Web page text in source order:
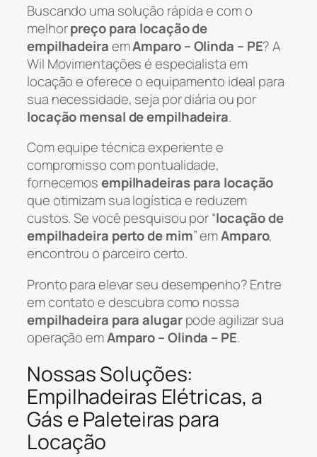
Buscando uma solução rápida e com o
melhorpreço para locação de
empilhadeiraemAmparo – Olinda – PE? A
Wil Movimentações é especialista em
locação e oferece o equipamento ideal para
sua necessidade, seja por diária ou por
locação mensal de empilhadeira.
Com equipe técnica experiente e
compromisso com pontualidade,
fornecemosempilhadeiras para locação
que otimizam sua logística e reduzem
custos. Se você pesquisou por “locação de
empilhadeira perto de mim” emAmparo,
encontrou o parceiro certo.
Pronto para elevar seu desempenho? Entre
em contato e descubra como nossa
empilhadeira para alugarpode agilizar sua
operação emAmparo – Olinda – PE.
Nossas Soluções:
Empilhadeiras Elétricas, a
Gás e Paleteiras para
Locação